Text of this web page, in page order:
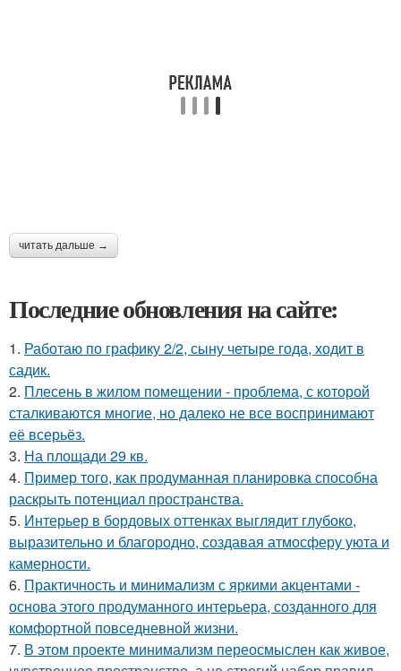
читать дальше →
Последние обновления на сайте:
1. Работаю по графику 2/2, сыну четыре года, ходит в
садик.
2. Плесень в жилом помещении - проблема, с которой
сталкиваются многие, но далеко не все воспринимают
её всерьёз.
3. На площади 29 кв.
4. Пример того, как продуманная планировка способна
раскрыть потенциал пространства.
5. Интерьер в бордовых оттенках выглядит глубоко,
выразительно и благородно, создавая атмосферу уюта и
камерности.
6. Практичность и минимализм с яркими акцентами -
основа этого продуманного интерьера, созданного для
комфортной повседневной жизни.
7. В этом проекте минимализм переосмыслен как живое,